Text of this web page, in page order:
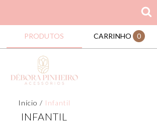
PRODUTOS CARRINHO 0
Início / Infantil
INFANTIL